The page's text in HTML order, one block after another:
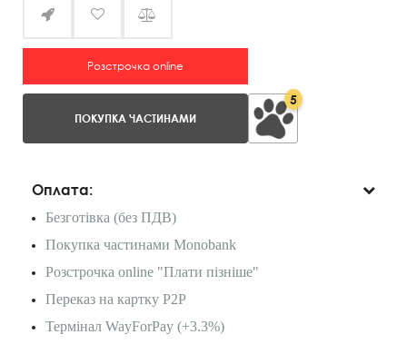
Розстрочка online
ПОКУПКА ЧАСТИНАМИ
5
Оплата:
Безготівка (без ПДВ)
Покупка частинами Monobank
Розстрочка online "Плати пізніше"
Переказ на картку P2P
Термінал WayForPay (+3.3%)